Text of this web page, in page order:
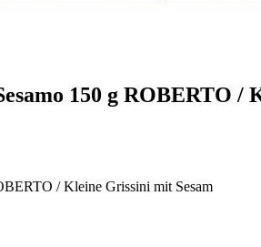
150 g ROBERTO /